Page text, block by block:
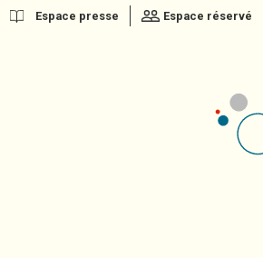
Espace presse Espace réservé